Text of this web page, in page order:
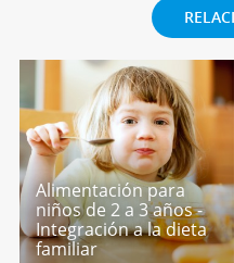
Alimentación para
niños de 2 a 3 años -
Integración a la dieta
familiar